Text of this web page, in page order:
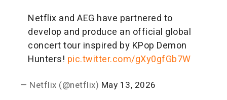
Netflix and AEG have partnered to
develop and produce an official global
concert tour inspired by KPop Demon
Hunters! pic.twitter.com/gXy0gfGb7W
— Netflix (@netflix) May 13, 2026